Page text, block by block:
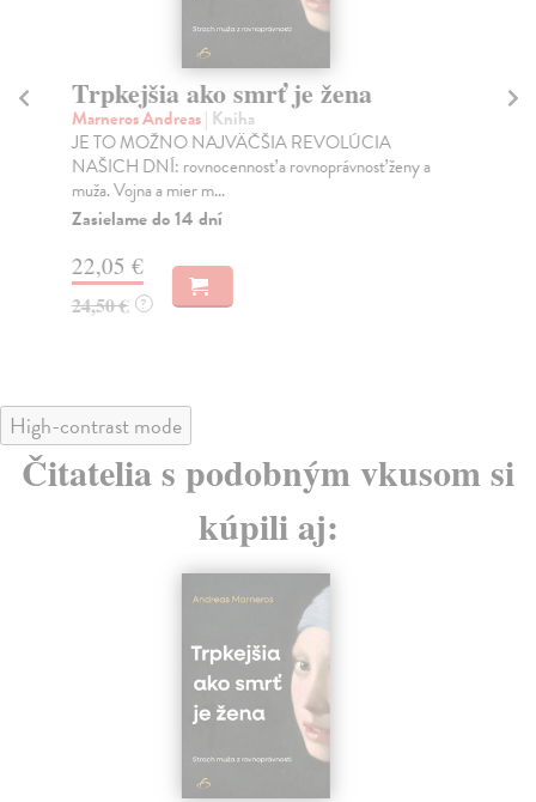
Trpkejšia ako smrť je žena
Marneros Andreas| Kniha
JE TO MOŽNO NAJVÄČŠIA REVOLÚCIA
NAŠICH DNÍ: rovnocennosť a rovnoprávnosť ženy a
muža. Vojna a mier m...
Zasielame do 14 dní
22,05 €
24,50 € ?
High-contrast mode
Čitatelia s podobným vkusom si
kúpili aj: